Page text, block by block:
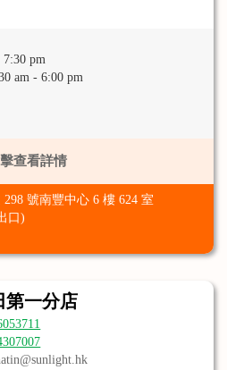
pm
am - 6:00 pm
查看詳情
號南豐中心 6 樓 624 室
口)
第一分店